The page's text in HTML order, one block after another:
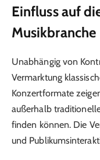
Einfluss auf
Musikbranche
Unabhängig von
Vermarktung
Konzertformate
außerhalb
finden können. Die
und